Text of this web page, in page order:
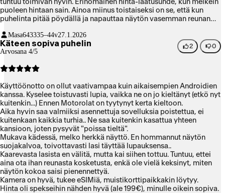
tuntuu toimivan hyvin. Erinomainen hinta-laatusuhde, kun melkein
puoleen hintaan sain. Ainoa miinus toistaiseksi on se, että kun
puhelinta pitää pöydällä ja napauttaa näytön vasemman reunan
ulokkeen takia. Välillä myös näytön painikkeita pitää napauttaa
kovempaa, mutta se voi johtua panssarilasista.
Masa643335–44v27.1.2026
Käteen sopiva puhelin
Arvosana 4/5
2 0
Käyttöönotto on ollut vaativampaa kuin aikaisempien Androidien
kanssa. Kyselee toistuvasti lupia, vaikka ne on jo kieltänyt (etkö nyt
kuitenkin...) Ennen Motorolat on tyytynyt kerta kieltoon.
Aika hyvin saa valmiiksi asennettuja sovelluksia poistettua, ei
kuitenkaan kaikkia turhia.. Ne saa kuitenkin kasattua yhteen
kansioon, joten pysyvät "poissa tieltä".
Mukava kädessä, melko herkkä näyttö. En hommannut näytön
suojakalvoa, toivottavasti lasi täyttää lupauksensa..
Kaarevasta lasista en välitä, mutta kai siihen tottuu. Tuntuu, ettei
aina ota ihan reunasta kosketusta, enkä ole vielä keksinyt, miten
näytön kokoa saisi pienennettyä.
Kamera on hyvä, tukee eSIMiä, muistikorttipaikkakin löytyy.
Hinta oli spekseihin nähden hyvä (ale 199€), minulle oikein sopiva.